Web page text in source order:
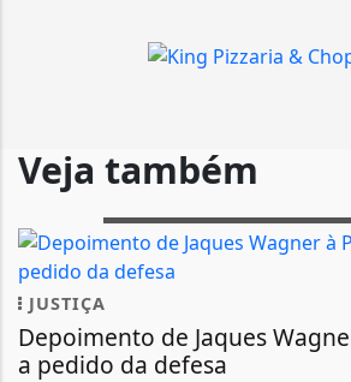
Veja também
JUSTIÇA
Depoimento de Jaques
a pedido da defesa